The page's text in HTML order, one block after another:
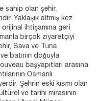
sahip olan şehir,
Yaklaşık altmış kez
ihtişamına geri
birçok ziyaretçiyi
Sava ve Tuna
batının doğuyla
başyapıtları arasına
Osmanlı
Şehrin eski kısmı olan
ve tarihi mirasının